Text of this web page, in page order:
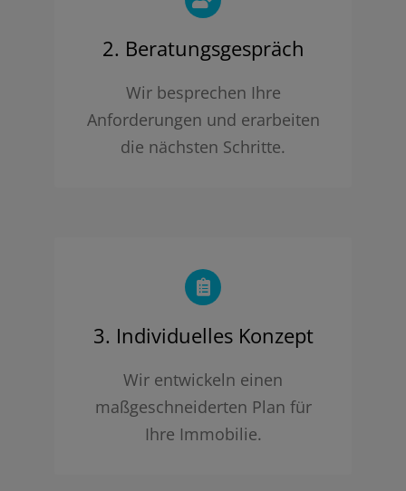
2. Beratungsgespräch
Wir besprechen Ihre
Anforderungen und erarbeiten
die nächsten Schritte.
3. Individuelles Konzept
Wir entwickeln einen
maßgeschneiderten Plan für
Ihre Immobilie.